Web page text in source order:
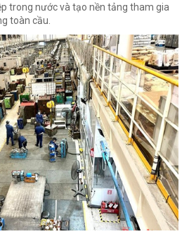
trong nước và tạo nền tảng tham gia
toàn cầu.